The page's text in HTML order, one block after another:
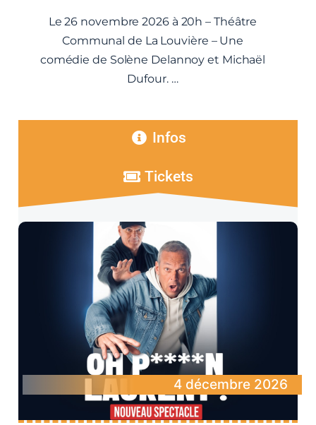
Le 26 novembre 2026 à 20h – Théâtre
Communal de La Louvière – Une
comédie de Solène Delannoy et Michaël
Dufour. …
Infos
Tickets
4 décembre 2026